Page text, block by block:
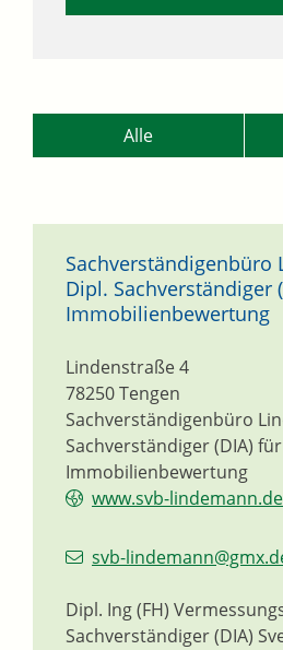
Alle
Sachverständigenbüro
Dipl. Sachverständiger
Immobilienbewertung
Sachverständigenbüro
Sachverständiger (DIA) für
Immobilienbewertung
Lindenstraße 4
78250Tengen
www.svb-lindemann.de
svb-
Dipl. Ing (FH)
Sachverständiger (DIA)